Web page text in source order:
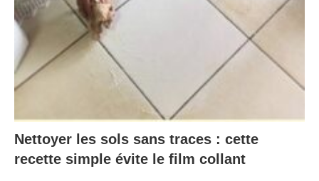
Nettoyer les sols sans traces : cette
recette simple évite le film collant